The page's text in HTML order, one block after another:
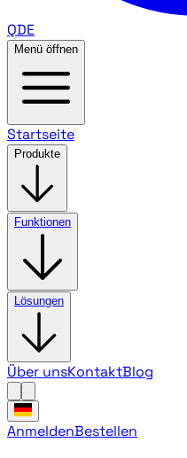
QDE
Menü öffnen
Startseite
Produkte
Funktionen
Lösungen
Über unsKontaktBlog
AnmeldenBestellen